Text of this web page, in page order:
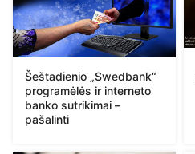
Šeštadienio „Swedbank“
programėlės ir interneto
banko sutrikimai –
pašalinti